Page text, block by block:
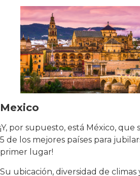
Mexico
¡Y, por supuesto, está México,
5 de los mejores países para
primer lugar!
Su ubicación, diversidad de climas